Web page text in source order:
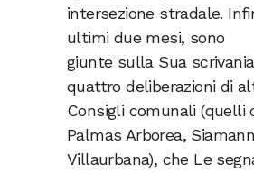
intersezione stradale.
ultimi due mesi, sono
giunte sulla Sua
quattro deliberazioni di
Consigli comunali (quelli
Palmas Arborea,
Villaurbana), che Le